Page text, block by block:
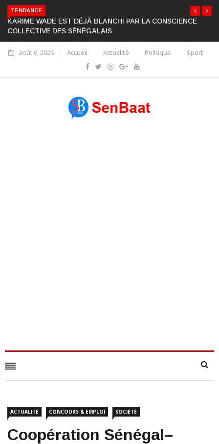
TENDANCE
KARIME WADE EST DÉJÀ BLANCHI PAR LA CONSCIENCE
COLLECTIVE DES SÉNÉGALAIS
août 6, 2026 Accueil Actualité Politique Sport
ACTUALITÉ CONCOURS & EMPLOI SOCIÉTÉ
Coopération Sénégal–